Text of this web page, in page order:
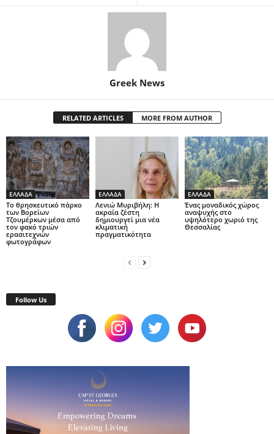
Greek News
RELATED ARTICLES MORE FROM AUTHOR
ΕΛΛΑΔΑ
Το θρησκευτικό πάρκο
των Βορείων
Τζουμέρκων μέσα από
τον φακό τριών
ερασιτεχνών
φωτογράφων
ΕΛΛΑΔΑ
Λενιώ Μυριβήλη: Η
ακραία ζέστη
δημιουργεί μια νέα
κλιματική
πραγματικότητα
ΕΛΛΑΔΑ
Ένας μοναδικός χώρος
αναψυχής στο
υψηλότερο χωριό της
Θεσσαλίας
Follow Us